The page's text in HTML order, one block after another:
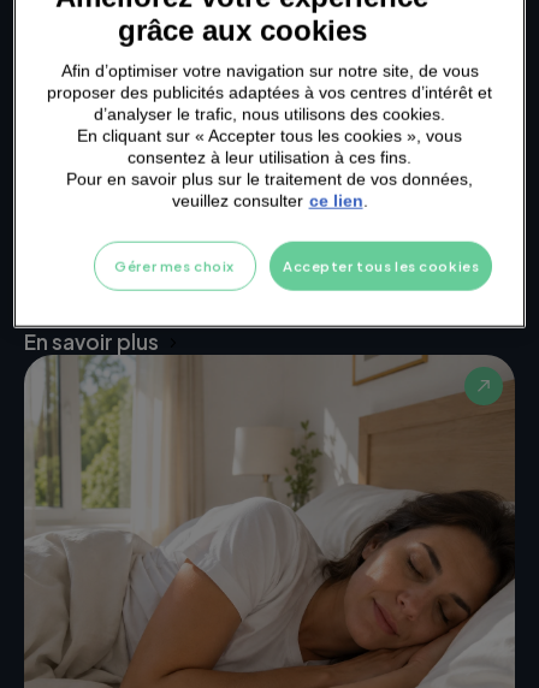
3 min
Sports et fortes chaleurs : adopter
les bons réflexes
Adopte les bons réflexes pour continuer à bouger
En savoir plus
grâce aux cookies
Afin d’optimiser votre navigation sur notre site, de vous
proposer des publicités adaptées à vos centres d’intérêt et
d’analyser le trafic, nous utilisons des cookies.
En cliquant sur « Accepter tous les cookies », vous
consentez à leur utilisation à ces fins.
Pour en savoir plus sur le traitement de vos données,
veuillez consulter ce lien.
Accepter tous les cookies
Gérer mes choix